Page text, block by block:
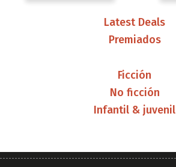
Latest Deals
Premiados
Ficción
No ficción
Infantil & juvenil